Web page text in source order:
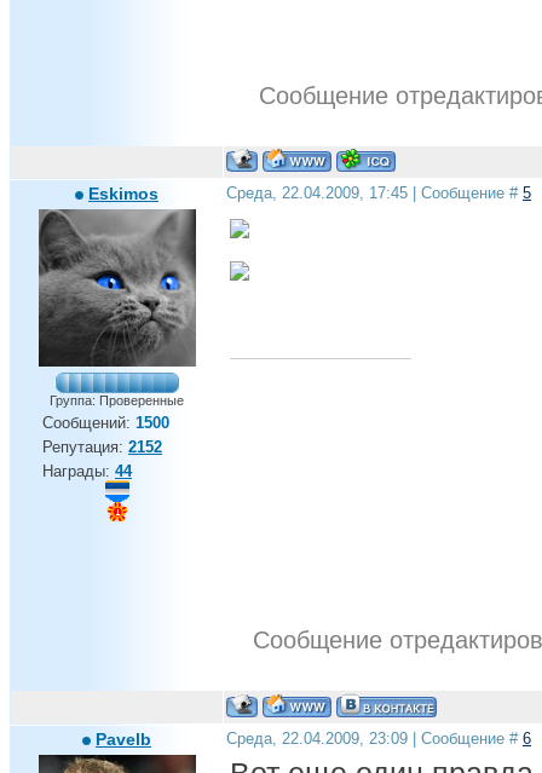
Сообщение
Eskimos
Группа: Проверенные
Сообщений: 1500
Репутация: 2152
Награды: 44
Среда, 22.04.2009, 17:45 | Сообщение # 5
Сообщение
Pavelb Среда, 22.04.2009, 23:09 | Сообщение # 6